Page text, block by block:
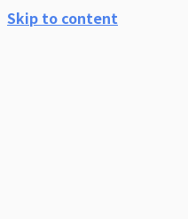
Skip to content